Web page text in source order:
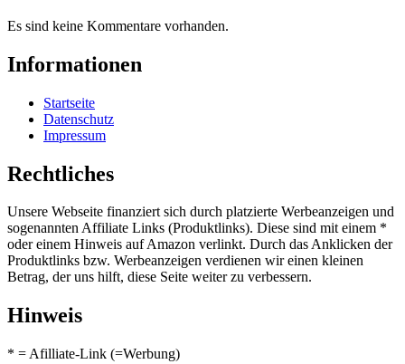
Es sind keine Kommentare vorhanden.
Informationen
Startseite
Datenschutz
Impressum
Rechtliches
Unsere Webseite finanziert sich durch platzierte Werbeanzeigen und
sogenannten Affiliate Links (Produktlinks). Diese sind mit einem *
oder einem Hinweis auf Amazon verlinkt. Durch das Anklicken der
Produktlinks bzw. Werbeanzeigen verdienen wir einen kleinen
Betrag, der uns hilft, diese Seite weiter zu verbessern.
Hinweis
* = Afilliate-Link (=Werbung)